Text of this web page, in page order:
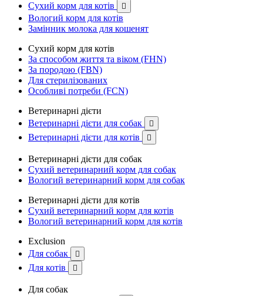
Сухий корм для котів

Вологий корм для котів
Замінник молока для кошенят
Сухий корм для котів
За способом життя та віком (FHN)
За породою (FBN)
Для стерилізованих
Особливі потреби (FCN)
Ветеринарні дієти
Ветеринарні дієти для собак

Ветеринарні дієти для котів 
Ветеринарні дієти для собак
Сухий ветеринарний корм для собак
Вологий ветеринарний корм для собак
Ветеринарні дієти для котів
Сухий ветеринарний корм для котів
Вологий ветеринарний корм для котів
Exclusion
Для собак

Для котів 
Для собак